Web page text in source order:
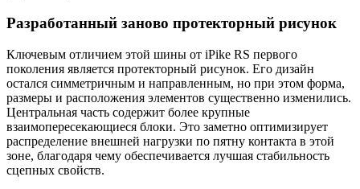
Разработанный заново протекторный рисунок
Ключевым отличием этой шины от iPike RS первого
поколения является протекторный рисунок. Его дизайн
остался симметричным и направленным, но при этом форма,
размеры и расположения элементов существенно изменились.
Центральная часть содержит более крупные
взаимопересекающиеся блоки. Это заметно оптимизирует
распределение внешней нагрузки по пятну контакта в этой
зоне, благодаря чему обеспечивается лучшая стабильность
сцепных свойств.